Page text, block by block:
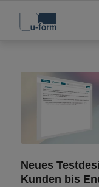
Neues
Kunden bis